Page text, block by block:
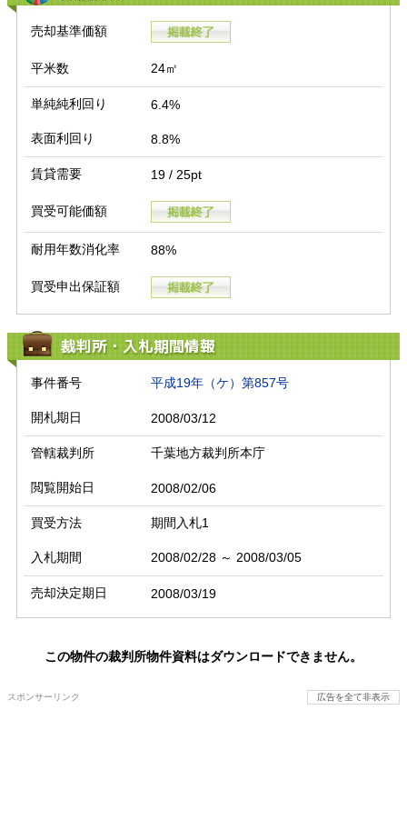
売却基準価額
平米数 24㎡
単純純利回り 6.4%
表面利回り 8.8%
賃貸需要 19 / 25pt
買受可能価額
耐用年数消化率 88%
買受申出保証額
裁判所・入札期間情報
事件番号 平成19年（ケ）第857号
開札期日 2008/03/12
管轄裁判所 千葉地方裁判所本庁
閲覧開始日 2008/02/06
買受方法 期間入札1
入札期間 2008/02/28 ～ 2008/03/05
売却決定期日 2008/03/19
この物件の裁判所物件資料はダウンロードできません。
スポンサーリンク 広告を全て非表示